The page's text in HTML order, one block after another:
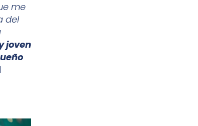
me
del
joven